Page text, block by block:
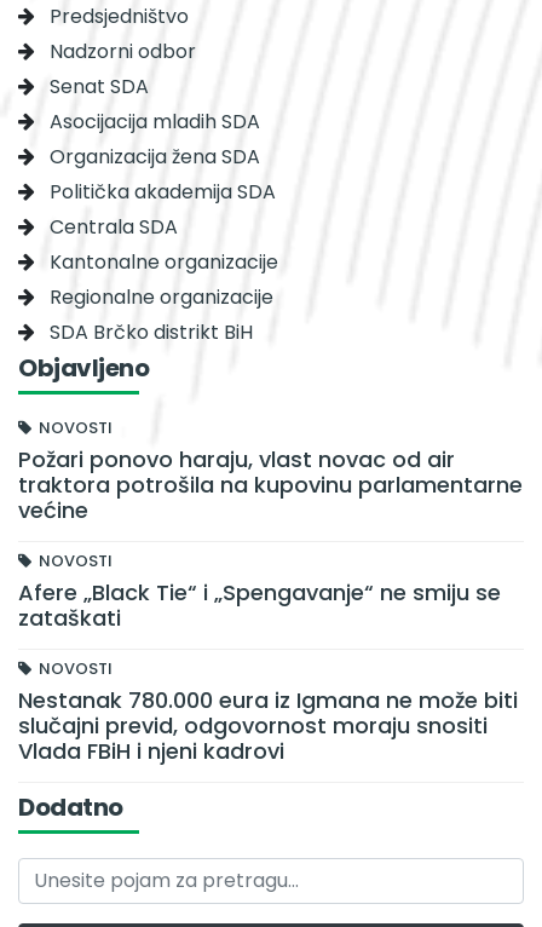
Predsjedništvo
Nadzorni odbor
Senat SDA
Asocijacija mladih SDA
Organizacija žena SDA
Politička akademija SDA
Centrala SDA
Kantonalne organizacije
Regionalne organizacije
SDA Brčko distrikt BiH
Objavljeno
NOVOSTI
Požari ponovo haraju, vlast novac od air
traktora potrošila na kupovinu parlamentarne
većine
NOVOSTI
Afere „Black Tie“ i „Spengavanje“ ne smiju se
zataškati
NOVOSTI
Nestanak 780.000 eura iz Igmana ne može biti
slučajni previd, odgovornost moraju snositi
Vlada FBiH i njeni kadrovi
Dodatno